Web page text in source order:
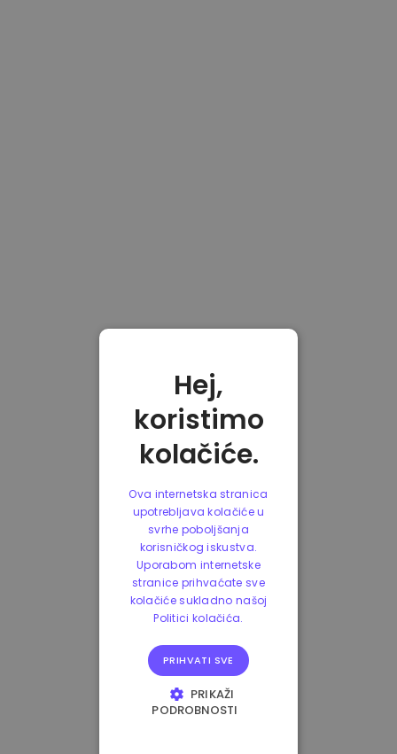
Hej,
koristimo
kolačiće.
Ova internetska stranica
upotrebljava kolačiće u
svrhe poboljšanja
korisničkog iskustva.
Uporabom internetske
stranice prihvaćate sve
kolačiće sukladno našoj
Politici kolačića.
PRIHVATI SVE
PRIKAŽI
PODROBNOSTI